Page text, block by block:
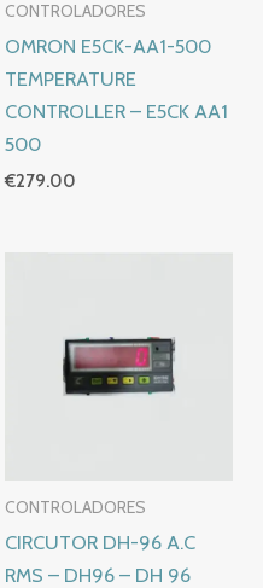
CONTROLADORES
OMRON E5CK-AA1-500
TEMPERATURE
CONTROLLER – E5CK AA1
500
€279.00
CONTROLADORES
CIRCUTOR DH-96 A.C
RMS – DH96 – DH 96